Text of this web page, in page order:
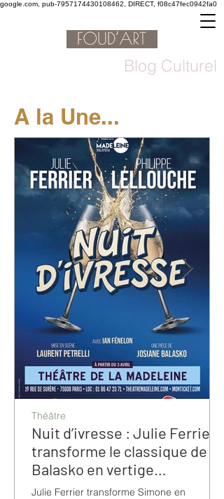
google.com, pub-7957174430108462, DIRECT, f08c47fec0942fa0
Blog Culturel
A la Une...
Nuit d’ivresse : Julie Ferrier
transforme le classique de
Balasko en vertige
bouleversant
Julie Ferrier transforme Simone en
Théâtre